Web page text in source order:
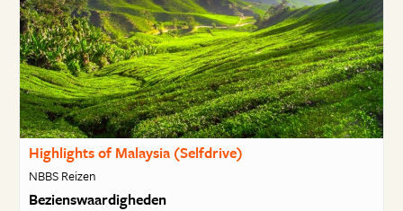
Highlights of Malaysia (Selfdrive)
NBBS Reizen
Bezienswaardigheden